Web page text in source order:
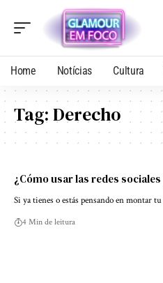
Home Notícias Cultura
Tag:Derecho
¿Cómo usar las redes
Si ya tienes o estás pensando en montar
4 Min de leitura